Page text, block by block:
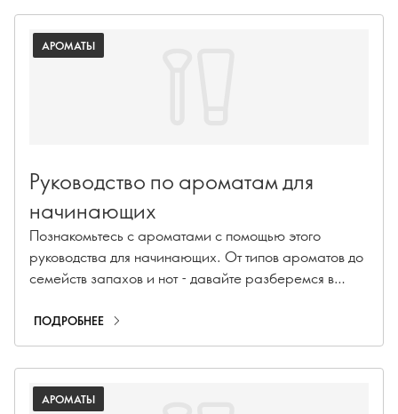
поднимают настроение!
АРОМАТЫ
Руководство по ароматам для
начинающих
Познакомьтесь с ароматами с помощью этого
руководства для начинающих. От типов ароматов до
семейств запахов и нот - давайте разберемся в
ПОДРОБНЕЕ
АРОМАТЫ